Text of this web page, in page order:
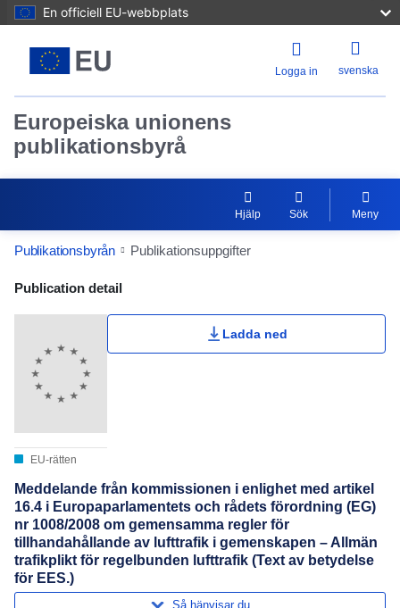
En officiell EU-webbplats
Logga in svenska
Europeiska unionens
publikationsbyrå
Hjälp Sök Meny
Publikationsbyrån Publikationsuppgifter
Publication Detail Actions Portlet
Publication detail
EU-rätten
Ladda ned
Meddelande från kommissionen i enlighet med artikel
16.4 i Europaparlamentets och rådets förordning (EG)
nr 1008/2008 om gemensamma regler för
tillhandahållande av lufttrafik i gemenskapen – Allmän
trafikplikt för regelbunden lufttrafik (Text av betydelse
för EES.)
Så hänvisar du